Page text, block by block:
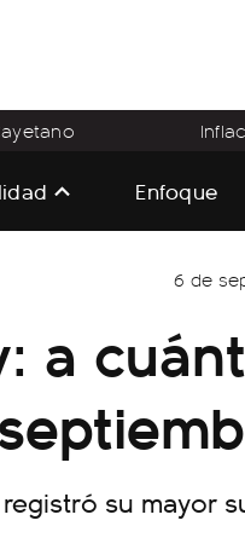
Enfoque
6 de
a
su mayor